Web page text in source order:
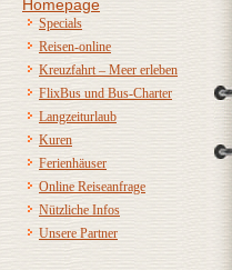
Homepage
Specials
Reisen-online
Kreuzfahrt – Meer erleben
FlixBus und Bus-Charter
Langzeiturlaub
Kuren
Ferienhäuser
Online Reiseanfrage
Nützliche Infos
Unsere Partner